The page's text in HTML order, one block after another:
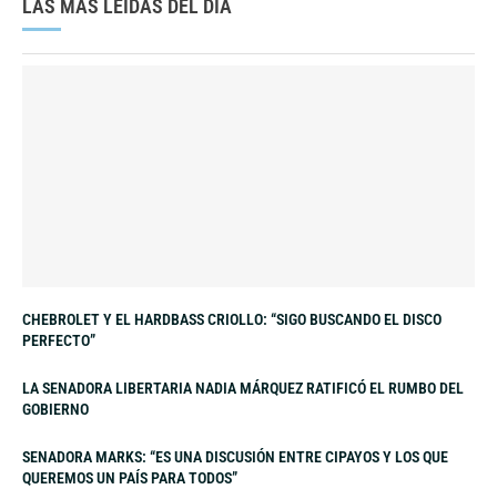
LAS MÁS LEÍDAS DEL DÍA
CHEBROLET Y EL HARDBASS CRIOLLO: “SIGO BUSCANDO EL DISCO
PERFECTO”
LA SENADORA LIBERTARIA NADIA MÁRQUEZ RATIFICÓ EL RUMBO DEL
GOBIERNO
SENADORA MARKS: “ES UNA DISCUSIÓN ENTRE CIPAYOS Y LOS QUE
QUEREMOS UN PAÍS PARA TODOS”